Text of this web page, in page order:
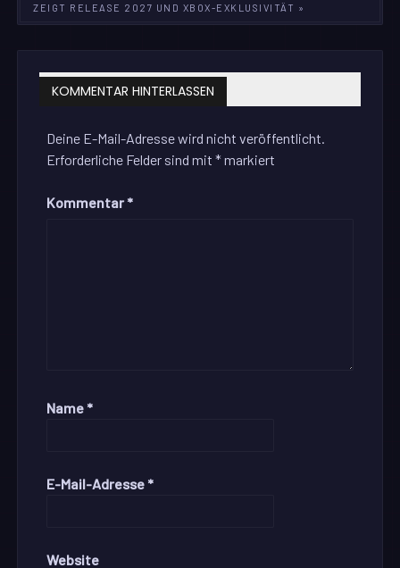
ZEIGT RELEASE 2027 UND XBOX-EXKLUSIVITÄT »
KOMMENTAR HINTERLASSEN
Deine E-Mail-Adresse wird nicht veröffentlicht.
Erforderliche Felder sind mit*markiert
Kommentar *
Name *
E-Mail-Adresse *
Website